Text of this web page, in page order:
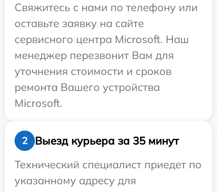
Свяжитесь с нами по телефону или
оставьте заявку на сайте
сервисного центра Microsoft. Наш
менеджер перезвонит Вам для
уточнения стоимости и сроков
ремонта Вашего устройства
Microsoft.
2
Выезд курьера за 35 минут
Технический специалист приедет по
указанному адресу для